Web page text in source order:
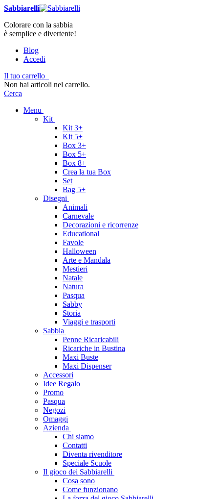
Sabbiarelli
Colorare con la sabbia
è semplice e divertente!
Blog
Accedi
Il tuo carrello
Non hai articoli nel carrello.
Cerca
Menu
Kit
Kit 3+
Kit 5+
Box 3+
Box 5+
Box 8+
Crea la tua Box
Set
Bag 5+
Disegni
Animali
Carnevale
Decorazioni e ricorrenze
Educational
Favole
Halloween
Arte e Mandala
Mestieri
Natale
Natura
Pasqua
Sabby
Storia
Viaggi e trasporti
Sabbia
Penne Ricaricabili
Ricariche in Bustina
Maxi Buste
Maxi Dispenser
Accessori
Idee Regalo
Promo
Pasqua
Negozi
Omaggi
Azienda
Chi siamo
Contatti
Diventa rivenditore
Speciale Scuole
Il gioco dei Sabbiarelli
Cosa sono
Come funzionano